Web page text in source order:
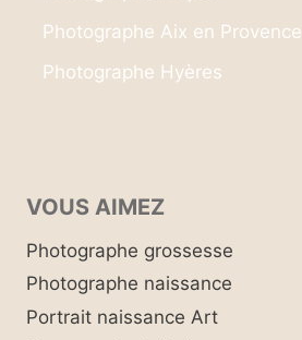
Photographe Aix en Provence
Photographe Hyères
VOUS AIMEZ
Photographe grossesse
Photographe naissance
Portrait naissance Art